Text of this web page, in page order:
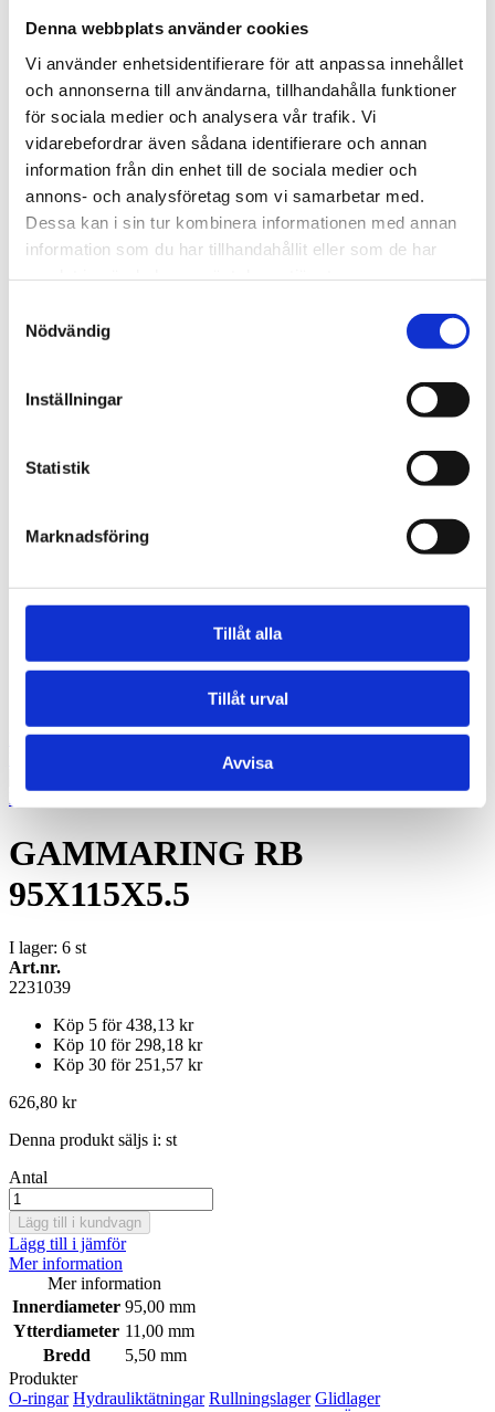
Denna webbplats använder cookies
Vi använder enhetsidentifierare för att anpassa innehållet
och annonserna till användarna, tillhandahålla funktioner
för sociala medier och analysera vår trafik. Vi
vidarebefordrar även sådana identifierare och annan
information från din enhet till de sociala medier och
annons- och analysföretag som vi samarbetar med.
Dessa kan i sin tur kombinera informationen med annan
information som du har tillhandahållit eller som de har
Nödvändig
Inställningar
Statistik
Marknadsföring
Tillåt alla
Tillåt urval
Avvisa
Sfäriska rullager
Koniska rullager
Lagerenheter och tillbehör
Axiallager
Nållager och tillbehör
Klämhyslor, KM-mutter och MB-brickor
MU P - PTFE, självsmörjande, rak
MU F - PTFE, självsmörjande, fläns
MU W - PTFE, självsmörjande, tryckbricka
MX P - POM, smörjbar, rak
MX S - POM, smörjbar, glidplatta
BRM-80 P - Rullad brons, hål, rak
BRM-10 F - Rullad brons, fickor, fläns
Klassiska kilremmar
Spännelement
Kedjelås
Vibrationsdämpare
Konto
Hoppa till slutet av bildgalleriet
GAMMARING RB
95X115X5.5
I lager: 6 st
Art.nr.
2231039
Köp 5 för438,13 kr
Köp 10 för 298,18 kr
Köp 30 för 251,57 kr
626,80 kr
Denna produkt säljs i: st
Antal
Lägg till i kundvagn
Lägg till i jämför
Mer information
Mer information
Innerdiameter 95,00 mm
Ytterdiameter 11,00 mm
Bredd
5,50 mm
Produkter
O-ringar Hydrauliktätningar Rullningslager Glidlager